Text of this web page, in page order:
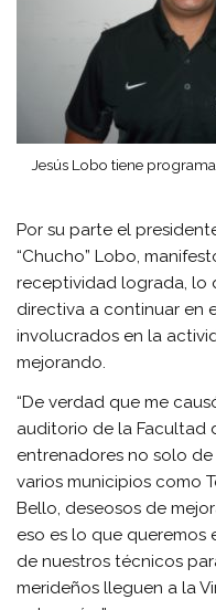
Jesús Lobo tiene
Por su parte el
“Chucho” Lobo,
receptividad lograda, lo
directiva a continuar en
involucrados en la
mejorando.
“De verdad que me
auditorio de la Facultad
entrenadores no solo
varios municipios como
Bello, deseosos de
eso es lo que queremos
de nuestros técnicos
merideños lleguen a la